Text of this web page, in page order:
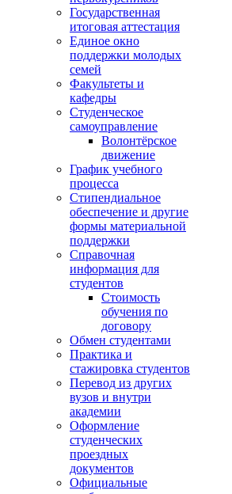
Государственная
итоговая аттестация
Единое окно
поддержки молодых
семей
Факультеты и
кафедры
Студенческое
самоуправление
Волонтёрское
движение
График учебного
процесса
Стипендиальное
обеспечение и другие
формы материальной
поддержки
Справочная
информация для
студентов
Cтоимость
обучения по
договору
Обмен студентами
Практика и
стажировка студентов
Перевод из других
вузов и внутри
академии
Оформление
студенческих
проездных
документов
Официальные